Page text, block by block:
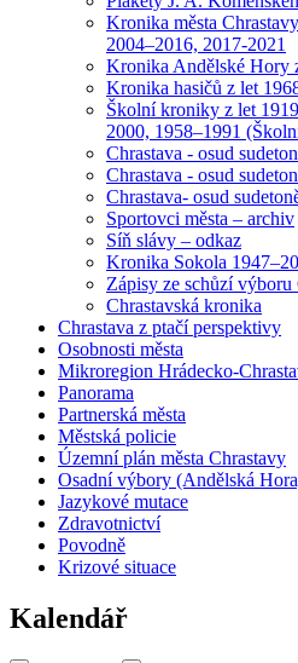
Kronika města
2004–2016, 2017-2021
Kronika Andělské Hory
Kronika hasičů z let
Školní kroniky z let
2000, 1958–1991
Chrastava - osud
Chrastava - osud
Chrastava- osud
Sportovci města – archiv
Síň slávy – odkaz
Kronika Sokola
Zápisy ze schůzí
Chrastavská kronika
Chrastava z ptačí perspektivy
Osobnosti města
Mikroregion Hrádecko-
Panorama
Partnerská města
Městská policie
Územní plán města Chrastavy
Osadní výbory (Andělská
Jazykové mutace
Zdravotnictví
Povodně
Krizové situace
Kalendář